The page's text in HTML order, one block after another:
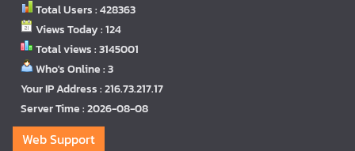
Total Users : 428363
Views Today : 124
Total views : 3145001
Who's Online : 3
Your IP Address : 216.73.217.17
Server Time : 2026-08-08
Web Support